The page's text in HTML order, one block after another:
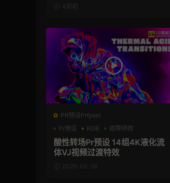
4周前
PR预设Prfpset
Pr预设
RGB 故障特效
酸性转场Pr预设 14组4K液化流
体VJ视频过渡特效
2026-05-26